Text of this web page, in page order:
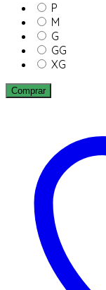
P
M
G
GG
XG
Comprar